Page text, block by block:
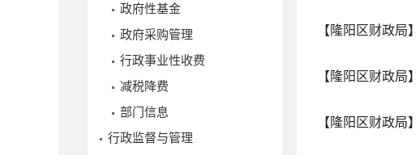
政府性基金
政府采购管理
行政事业性收费
减税降费
部门信息
行政监督与管理
【隆阳区财政局】
【隆阳区财政局】
【隆阳区财政局】